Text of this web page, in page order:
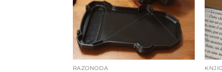
RAZONODA